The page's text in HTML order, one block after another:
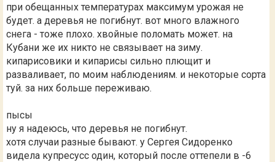
при обещанных температурах максимум урожая не
будет. а деревья не погибнут. вот много влажного
снега - тоже плохо. хвойные поломать может. на
Кубани же их никто не связывает на зиму.
кипарисовики и кипарисы сильно плющит и
разваливает, по моим наблюдениям. и некоторые сорта
туй. за них больше переживаю.
пысы
ну я надеюсь, что деревья не погибнут.
хотя случаи разные бывают. у Сергея Сидоренко
видела купресусс один, который после оттепели в -6